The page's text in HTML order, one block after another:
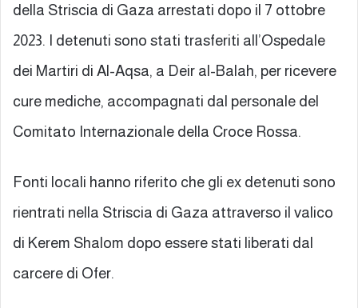
della Striscia di Gaza arrestati dopo il 7 ottobre
2023. I detenuti sono stati trasferiti all’Ospedale
dei Martiri di Al-Aqsa, a Deir al-Balah, per ricevere
cure mediche, accompagnati dal personale del
Comitato Internazionale della Croce Rossa.
Fonti locali hanno riferito che gli ex detenuti sono
rientrati nella Striscia di Gaza attraverso il valico
di Kerem Shalom dopo essere stati liberati dal
carcere di Ofer.